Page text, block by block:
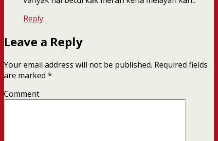
Reply
Leave a Reply
Your email address will not be published. Required fields
are marked *
Comment